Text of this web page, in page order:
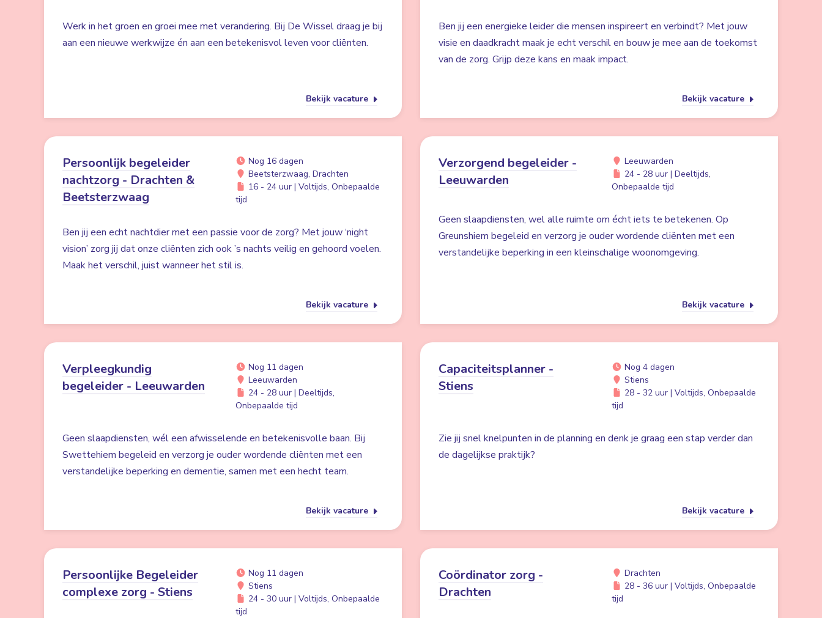
Werk in het groen en groei mee met verandering. Bij De Wissel draag je bij
aan een nieuwe werkwijze én aan een betekenisvol leven voor cliënten.
Bekijk vacature
Ben jij een energieke leider die mensen inspireert en verbindt? Met jouw
visie en daadkracht maak je echt verschil en bouw je mee aan de toekomst
van de zorg. Grijp deze kans en maak impact.
Bekijk vacature
Persoonlijk begeleider
nachtzorg - Drachten &
Beetsterzwaag
Nog 16 dagen
Beetsterzwaag, Drachten
16 - 24 uur | Voltijds, Onbepaalde
tijd
Ben jij een echt nachtdier met een passie voor de zorg? Met jouw ‘night
vision’ zorg jij dat onze cliënten zich ook ’s nachts veilig en gehoord voelen.
Maak het verschil, juist wanneer het stil is.
Bekijk vacature
Verzorgend begeleider -
Leeuwarden
Leeuwarden
24 - 28 uur | Deeltijds,
Onbepaalde tijd
Geen slaapdiensten, wel alle ruimte om écht iets te betekenen. Op
Greunshiem begeleid en verzorg je ouder wordende cliënten met een
verstandelijke beperking in een kleinschalige woonomgeving.
Bekijk vacature
Verpleegkundig
begeleider - Leeuwarden
Nog 11 dagen
Leeuwarden
24 - 28 uur | Deeltijds,
Onbepaalde tijd
Geen slaapdiensten, wél een afwisselende en betekenisvolle baan. Bij
Swettehiem begeleid en verzorg je ouder wordende cliënten met een
verstandelijke beperking en dementie, samen met een hecht team.
Bekijk vacature
Capaciteitsplanner -
Stiens
Nog 4 dagen
Stiens
28 - 32 uur | Voltijds, Onbepaalde
tijd
Zie jij snel knelpunten in de planning en denk je graag een stap verder dan
de dagelijkse praktijk?
Bekijk vacature
Persoonlijke Begeleider
complexe zorg - Stiens
Nog 11 dagen
Stiens
24 - 30 uur | Voltijds, Onbepaalde
tijd
Coördinator zorg -
Drachten
Drachten
28 - 36 uur | Voltijds, Onbepaalde
tijd